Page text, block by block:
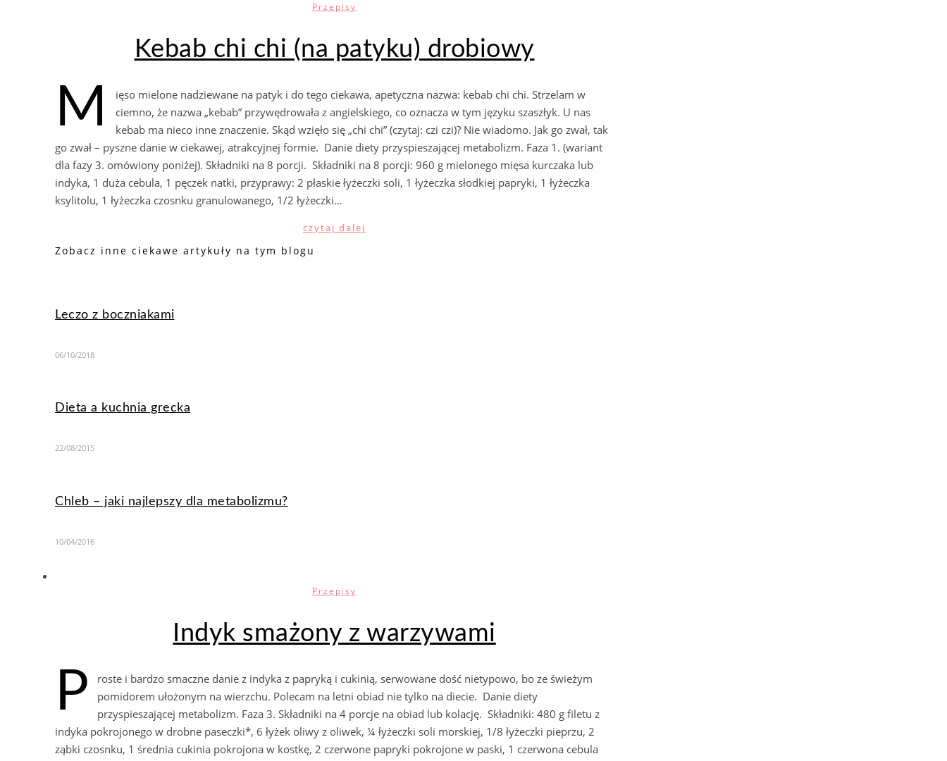
Przepisy
Kebab chi chi (na patyku) drobiowy
M
ięso mielone nadziewane na patyk i do tego ciekawa, apetyczna nazwa: kebab chi chi. Strzelam w
ciemno, że nazwa „kebab” przywędrowała z angielskiego, co oznacza w tym języku szaszłyk. U nas
kebab ma nieco inne znaczenie. Skąd wzięło się „chi chi” (czytaj: czi czi)? Nie wiadomo. Jak go zwał, tak
go zwał – pyszne danie w ciekawej, atrakcyjnej formie. Danie diety przyspieszającej metabolizm. Faza 1. (wariant
dla fazy 3. omówiony poniżej). Składniki na 8 porcji. Składniki na 8 porcji: 960 g mielonego mięsa kurczaka lub
indyka, 1 duża cebula, 1 pęczek natki, przyprawy: 2 płaskie łyżeczki soli, 1 łyżeczka słodkiej papryki, 1 łyżeczka
ksylitolu, 1 łyżeczka czosnku granulowanego, 1/2 łyżeczki…
czytaj dalej
Zobacz inne ciekawe artykuły na tym blogu
Leczo z boczniakami
06/10/2018
Dieta a kuchnia grecka
22/08/2015
Chleb – jaki najlepszy dla metabolizmu?
10/04/2016
Przepisy
Indyk smażony z warzywami
P
roste i bardzo smaczne danie z indyka z papryką i cukinią, serwowane dość nietypowo, bo ze świeżym
pomidorem ułożonym na wierzchu. Polecam na letni obiad nie tylko na diecie. Danie diety
przyspieszającej metabolizm. Faza 3. Składniki na 4 porcje na obiad lub kolację. Składniki: 480 g filetu z
indyka pokrojonego w drobne paseczki*, 6 łyżek oliwy z oliwek, ¼ łyżeczki soli morskiej, 1/8 łyżeczki pieprzu, 2
ząbki czosnku, 1 średnia cukinia pokrojona w kostkę, 2 czerwone papryki pokrojone w paski, 1 czerwona cebula